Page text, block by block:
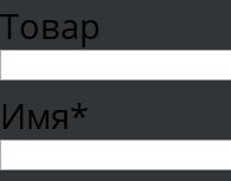
Товар
Имя*